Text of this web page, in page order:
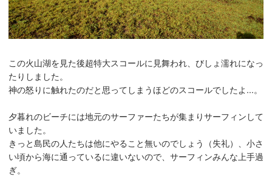
この火山湖を見た後超特大スコールに見舞われ、びしょ濡れになっ
たりしました。
神の怒りに触れたのだと思ってしまうほどのスコールでしたよ...。
夕暮れのビーチには地元のサーファーたちが集まりサーフィンして
いました。
きっと島民の人たちは他にやること無いのでしょう（失礼）、小さ
い頃から海に通っているに違いないので、サーフィンみんな上手過
ぎ。